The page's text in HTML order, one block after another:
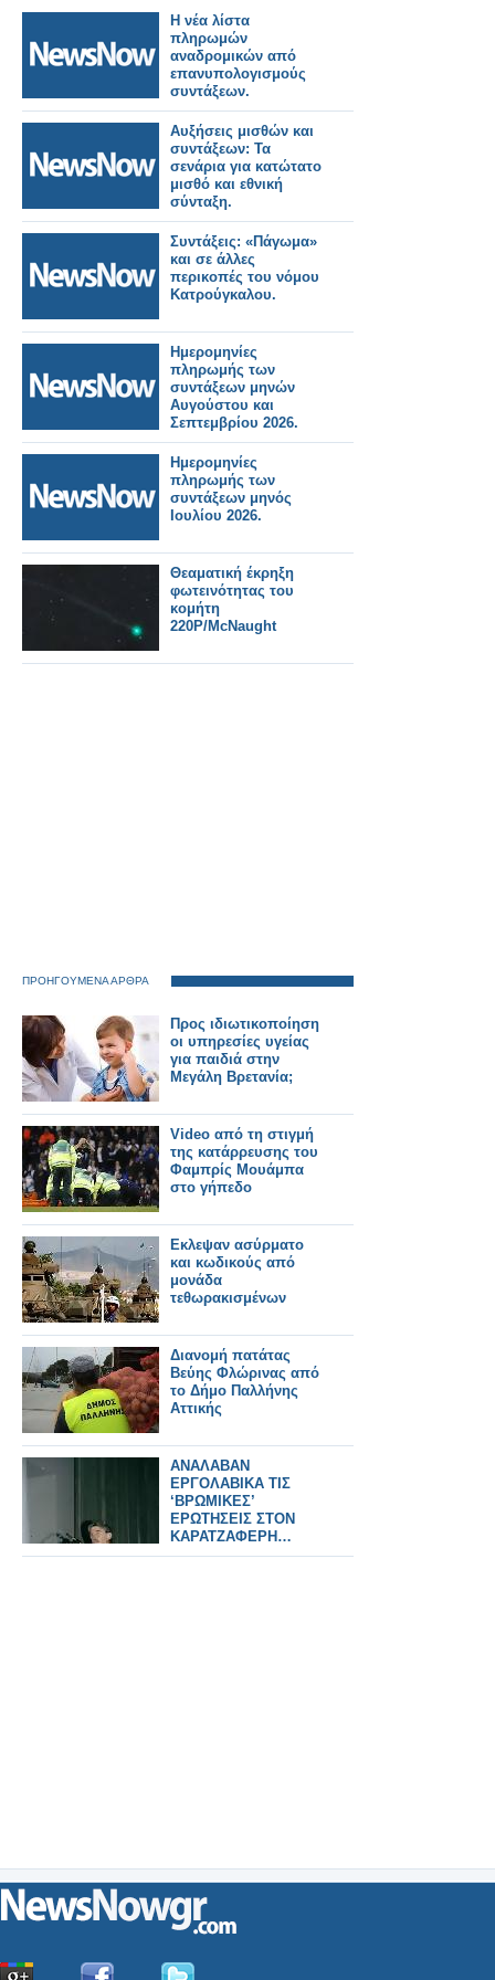
Η νέα λίστα
πληρωμών
αναδρομικών από
επανυπολογισμούς
συντάξεων.
Αυξήσεις μισθών και
συντάξεων: Τα
σενάρια για κατώτατο
μισθό και εθνική
σύνταξη.
Συντάξεις: «Πάγωμα»
και σε άλλες
περικοπές του νόμου
Κατρούγκαλου.
Ημερομηνίες
πληρωμής των
συντάξεων μηνών
Αυγούστου και
Σεπτεμβρίου 2026.
Ημερομηνίες
πληρωμής των
συντάξεων μηνός
Ιουλίου 2026.
Θεαματική έκρηξη
φωτεινότητας του
κομήτη
220P/McNaught
ΠΡΟΗΓΟΥΜΕΝΑ ΑΡΘΡΑ
Προς ιδιωτικοποίηση
οι υπηρεσίες υγείας
για παιδιά στην
Μεγάλη Βρετανία;
Video από τη στιγμή
της κατάρρευσης του
Φαμπρίς Μουάμπα
στο γήπεδο
Εκλεψαν ασύρματο
και κωδικούς από
μονάδα
τεθωρακισμένων
Διανομή πατάτας
Βεύης Φλώρινας από
το Δήμο Παλλήνης
Αττικής
ΑΝΑΛΑΒΑΝ
ΕΡΓΟΛΑΒΙΚΑ ΤΙΣ
‘ΒΡΩΜΙΚΕΣ’
ΕΡΩΤΗΣΕΙΣ ΣΤΟΝ
ΚΑΡΑΤΖΑΦΕΡΗ…